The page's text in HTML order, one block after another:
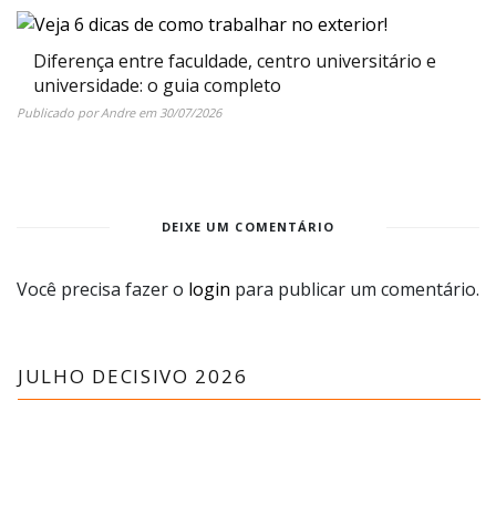
Diferença entre faculdade, centro universitário e
universidade: o guia completo
Publicado porAndreem30/07/2026
DEIXE UM COMENTÁRIO
Você precisa fazer o login para publicar um comentário.
JULHO DECISIVO 2026